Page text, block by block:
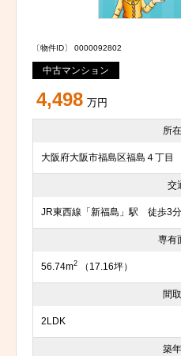
〔物件ID〕 0000092802
中古マンション
4,498 万円
所
大阪府大阪市福島区福島４丁目
交
JR東西線「新福島」駅 徒歩3分
専有
56.74m2 （17.16坪）
間
2LDK
築